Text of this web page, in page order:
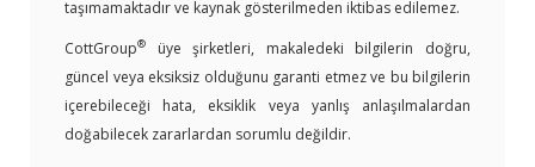
taşımamaktadır ve kaynak gösterilmeden iktibas edilemez.
CottGroup®
üye şirketleri, makaledeki bilgilerin doğru,
güncel veya eksiksiz olduğunu garanti etmez ve bu bilgilerin
içerebileceği hata, eksiklik veya yanlış anlaşılmalardan
doğabilecek zararlardan sorumlu değildir.